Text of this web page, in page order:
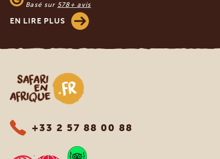
Basé sur 578+ avis
EN LIRE PLUS
Safari en Afrique
+33 2 57 88 00 88